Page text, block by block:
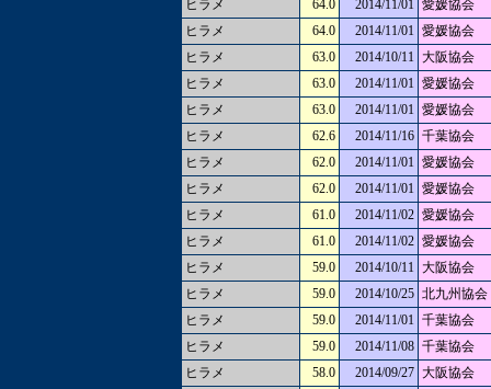
ヒラメ
64.0 2014/11/01 愛媛協会
ヒラメ
64.0 2014/11/01 愛媛協会
ヒラメ
63.0 2014/10/11 大阪協会
ヒラメ
63.0 2014/11/01 愛媛協会
ヒラメ
63.0 2014/11/01 愛媛協会
ヒラメ
62.6 2014/11/16 千葉協会
ヒラメ
62.0 2014/11/01 愛媛協会
ヒラメ
62.0 2014/11/01 愛媛協会
ヒラメ
61.0 2014/11/02 愛媛協会
ヒラメ
61.0 2014/11/02 愛媛協会
ヒラメ
59.0 2014/10/11 大阪協会
ヒラメ
59.0 2014/10/25 北九州協会
ヒラメ
59.0 2014/11/01 千葉協会
ヒラメ
59.0 2014/11/08 千葉協会
ヒラメ
58.0 2014/09/27 大阪協会